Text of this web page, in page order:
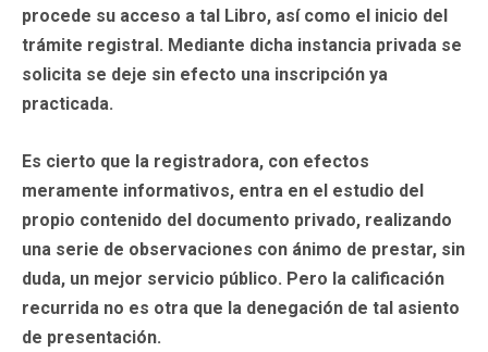
procede su acceso a tal Libro, así como el inicio del
trámite registral. Mediante dicha instancia privada se
solicita se deje sin efecto una inscripción ya
practicada.
Es cierto que la registradora, con efectos
meramente informativos, entra en el estudio del
propio contenido del documento privado, realizando
una serie de observaciones con ánimo de prestar, sin
duda, un mejor servicio público. Pero la calificación
recurrida no es otra que la denegación de tal asiento
de presentación.